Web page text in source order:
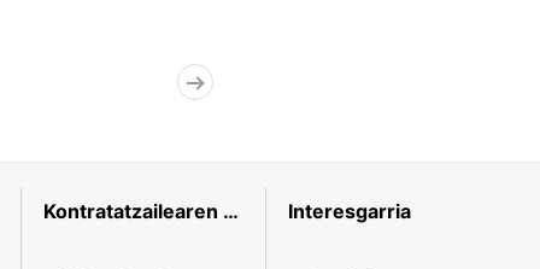
Kontratatzailearen profila Interesgarria